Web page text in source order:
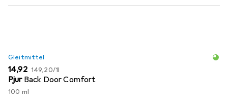
Gleitmittel
EUR
14,92 EUR
149,20/1l
Pjur Back Door Comfort
100 ml